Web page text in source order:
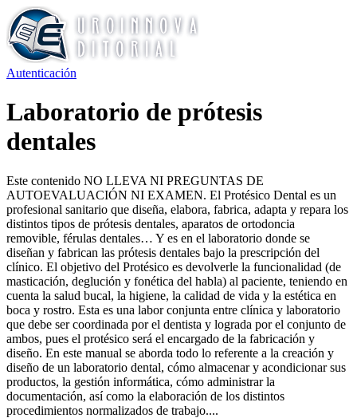
Autenticación
Laboratorio de prótesis
dentales
Este contenido NO LLEVA NI PREGUNTAS DE
AUTOEVALUACIÓN NI EXAMEN. El Protésico Dental es un
profesional sanitario que diseña, elabora, fabrica, adapta y repara los
distintos tipos de prótesis dentales, aparatos de ortodoncia
removible, férulas dentales… Y es en el laboratorio donde se
diseñan y fabrican las prótesis dentales bajo la prescripción del
clínico. El objetivo del Protésico es devolverle la funcionalidad (de
masticación, deglución y fonética del habla) al paciente, teniendo en
cuenta la salud bucal, la higiene, la calidad de vida y la estética en
boca y rostro. Esta es una labor conjunta entre clínica y laboratorio
que debe ser coordinada por el dentista y lograda por el conjunto de
ambos, pues el protésico será el encargado de la fabricación y
diseño. En este manual se aborda todo lo referente a la creación y
diseño de un laboratorio dental, cómo almacenar y acondicionar sus
productos, la gestión informática, cómo administrar la
documentación, así como la elaboración de los distintos
procedimientos normalizados de trabajo....